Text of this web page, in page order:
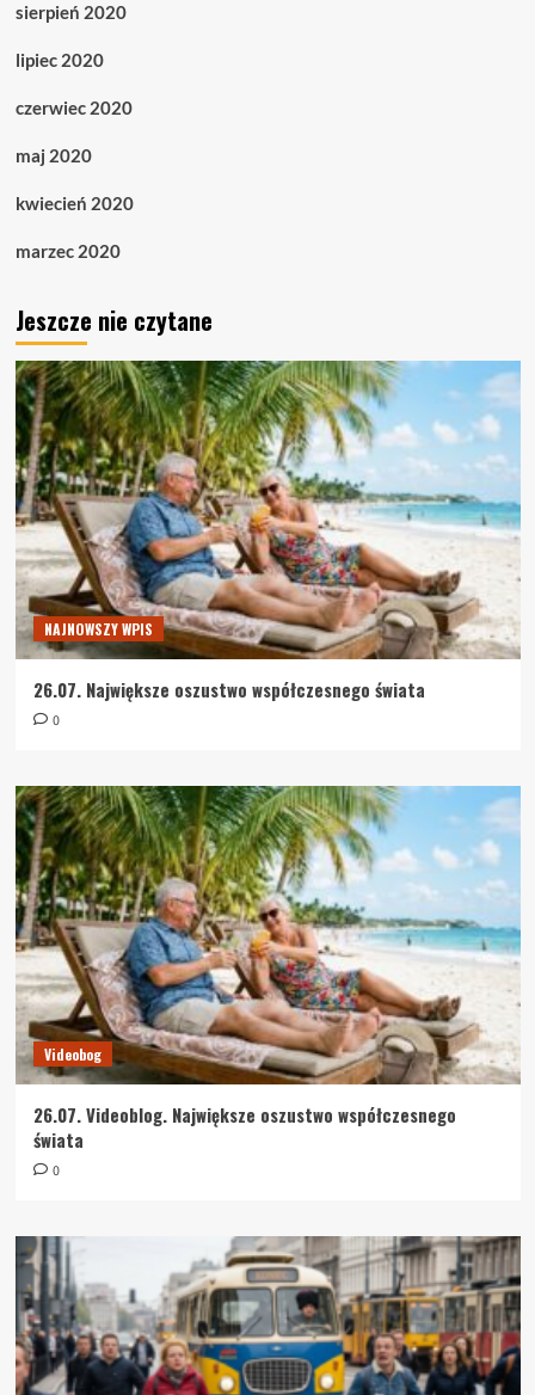
sierpień 2020
lipiec 2020
czerwiec 2020
maj 2020
kwiecień 2020
marzec 2020
Jeszcze nie czytane
NAJNOWSZY WPIS
26.07. Największe oszustwo współczesnego świata
0
Videobog
26.07. Videoblog. Największe oszustwo współczesnego
świata
0